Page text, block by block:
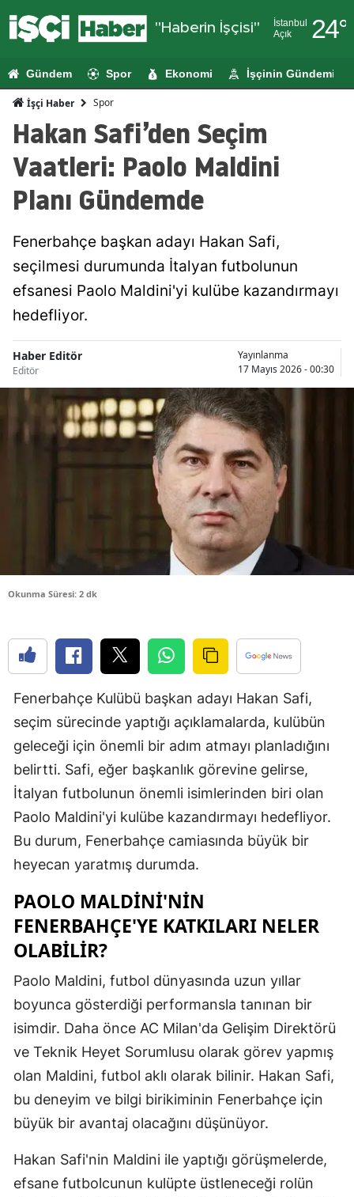
"Haberin İşçisi"
İstanbul
Açık
24°
Adıyaman
Artvin
Balıkesir
Bilecik
Çanakkale
Denizli
Diyarbakır
Edirne
Erzincan
Erzurum
Giresun
Hakkari
Hatay
Isparta
Mersin
Kars
Gündem Spor Ekonomi İşçinin Gündemi
İşçi Haber Spor
Hakan Safi’den Seçim
Vaatleri: Paolo Maldini
Planı Gündemde
Fenerbahçe başkan adayı Hakan Safi,
seçilmesi durumunda İtalyan futbolunun
efsanesi Paolo Maldini'yi kulübe kazandırmayı
hedefliyor.
Haber Editör
Editör
Yayınlanma
17 Mayıs 2026 - 00:30
Okunma Süresi: 2 dk
Fenerbahçe Kulübü başkan adayı Hakan Safi,
seçim sürecinde yaptığı açıklamalarda, kulübün
geleceği için önemli bir adım atmayı planladığını
belirtti. Safi, eğer başkanlık görevine gelirse,
İtalyan futbolunun önemli isimlerinden biri olan
Paolo Maldini'yi kulübe kazandırmayı hedefliyor.
Bu durum, Fenerbahçe camiasında büyük bir
heyecan yaratmış durumda.
PAOLO MALDINI'NIN
FENERBAHÇE'YE KATKILARI NELER
OLABILIR?
Paolo Maldini, futbol dünyasında uzun yıllar
boyunca gösterdiği performansla tanınan bir
isimdir. Daha önce AC Milan'da Gelişim Direktörü
ve Teknik Heyet Sorumlusu olarak görev yapmış
olan Maldini, futbol aklı olarak bilinir. Hakan Safi,
bu deneyim ve bilgi birikiminin Fenerbahçe için
büyük bir avantaj olacağını düşünüyor.
Hakan Safi'nin Maldini ile yaptığı görüşmelerde,
efsane futbolcunun kulüpte üstleneceği rolün